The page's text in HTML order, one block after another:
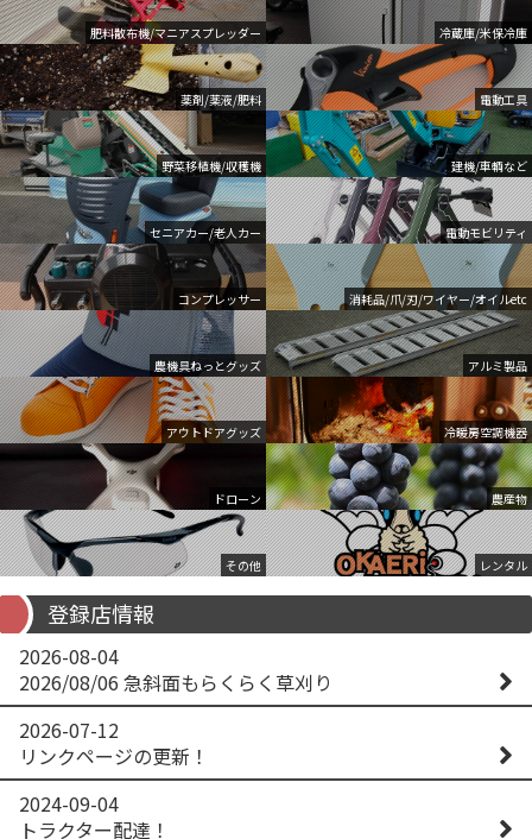
肥料散布機/マニアスプレッダー 冷蔵庫/米保冷庫
薬剤/薬液/肥料 電動工具
野菜移植機/収穫機 建機/車輌など
セニアカー/老人カー 電動モビリティ
コンプレッサー 消耗品/爪/刃/ワイヤー/オイルetc
農機具ねっとグッズ アルミ製品
アウトドアグッズ 冷暖房空調機器
ドローン 農産物
その他 レンタル
登録店情報
2026-08-04
2026/08/06 急斜面もらくらく草刈り
2026-07-12
リンクページの更新！
2024-09-04
トラクター配達！